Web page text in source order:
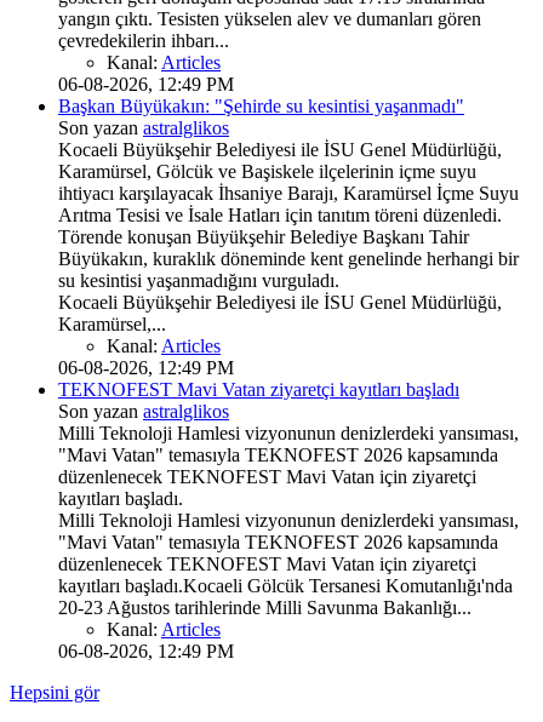
yangın çıktı. Tesisten yükselen alev ve dumanları gören
çevredekilerin ihbarı...
Kanal: Articles
06-08-2026, 12:49 PM
Başkan Büyükakın: "Şehirde su kesintisi yaşanmadı"
Son yazan astralglikos
Kocaeli Büyükşehir Belediyesi ile İSU Genel Müdürlüğü,
Karamürsel, Gölcük ve Başiskele ilçelerinin içme suyu
ihtiyacı karşılayacak İhsaniye Barajı, Karamürsel İçme Suyu
Arıtma Tesisi ve İsale Hatları için tanıtım töreni düzenledi.
Törende konuşan Büyükşehir Belediye Başkanı Tahir
Büyükakın, kuraklık döneminde kent genelinde herhangi bir
su kesintisi yaşanmadığını vurguladı.
Kocaeli Büyükşehir Belediyesi ile İSU Genel Müdürlüğü,
Karamürsel,...
Kanal: Articles
06-08-2026, 12:49 PM
TEKNOFEST Mavi Vatan ziyaretçi kayıtları başladı
Son yazan astralglikos
Milli Teknoloji Hamlesi vizyonunun denizlerdeki yansıması,
"Mavi Vatan" temasıyla TEKNOFEST 2026 kapsamında
düzenlenecek TEKNOFEST Mavi Vatan için ziyaretçi
kayıtları başladı.
Milli Teknoloji Hamlesi vizyonunun denizlerdeki yansıması,
"Mavi Vatan" temasıyla TEKNOFEST 2026 kapsamında
düzenlenecek TEKNOFEST Mavi Vatan için ziyaretçi
kayıtları başladı.Kocaeli Gölcük Tersanesi Komutanlığı'nda
20-23 Ağustos tarihlerinde Milli Savunma Bakanlığı...
Kanal: Articles
06-08-2026, 12:49 PM
Hepsini gör